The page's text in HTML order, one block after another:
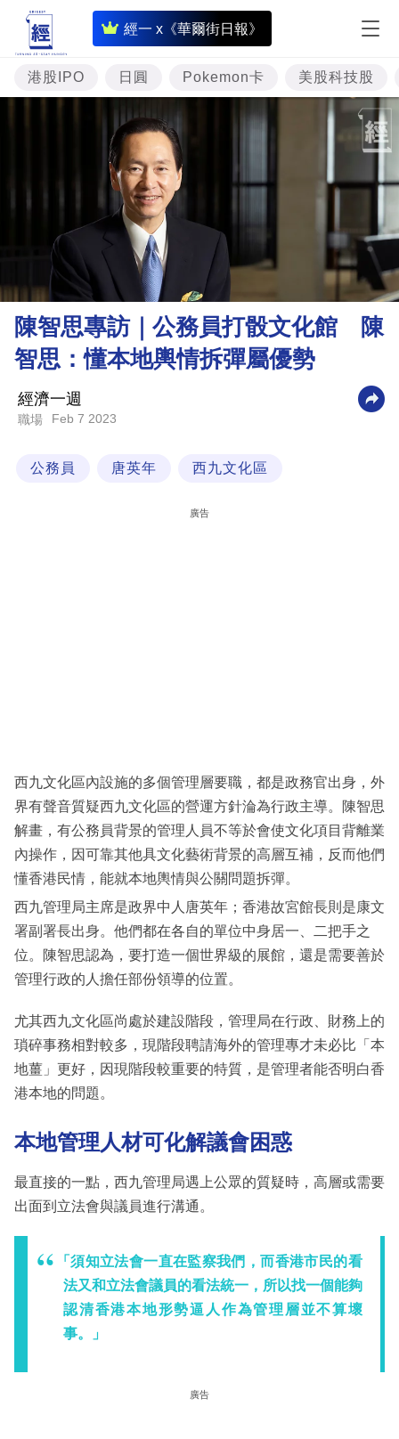
經一 x《華爾街日報》
即
時
財
經
專
題
投
資
樓
理
財
商
科
區
港股IPO 日圓 Pokemon卡 美股科技股
陳智思專訪｜公務員打骰文化館 陳
智思：懂本地輿情拆彈屬優勢
經濟一週
職場 Feb 7 2023
公務員 唐英年 西九文化區
廣告
西九文化區內設施的多個管理層要職，都是政務官出身，外
界有聲音質疑西九文化區的營運方針淪為行政主導。陳智思
解畫，有公務員背景的管理人員不等於會使文化項目背離業
內操作，因可靠其他具文化藝術背景的高層互補，反而他們
懂香港民情，能就本地輿情與公關問題拆彈。
西九管理局主席是政界中人唐英年；香港故宮館長則是康文
署副署長出身。他們都在各自的單位中身居一、二把手之
位。陳智思認為，要打造一個世界級的展館，還是需要善於
管理行政的人擔任部份領導的位置。
尤其西九文化區尚處於建設階段，管理局在行政、財務上的
瑣碎事務相對較多，現階段聘請海外的管理專才未必比「本
地薑」更好，因現階段較重要的特質，是管理者能否明白香
港本地的問題。
本地管理人材可化解議會困惑
最直接的一點，西九管理局遇上公眾的質疑時，高層或需要
出面到立法會與議員進行溝通。
「須知立法會一直在監察我們，而香港市民的看
法又和立法會議員的看法統一，所以找一個能夠
認清香港本地形勢逼人作為管理層並不算壞
事。」
廣告